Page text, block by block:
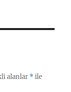
alanlar *ile